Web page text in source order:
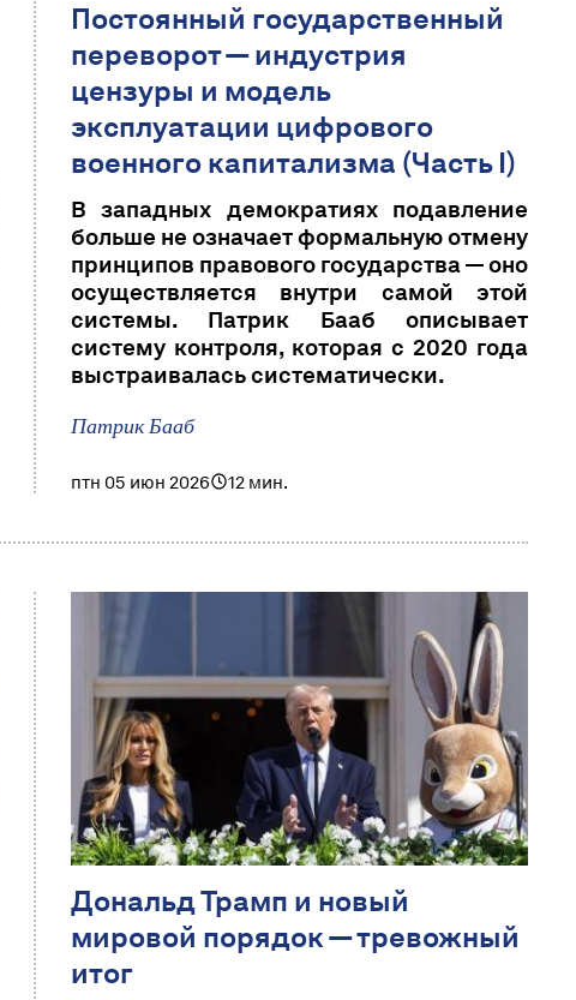
Постоянный государственный
переворот — индустрия
цензуры и модель
эксплуатации цифрового
военного капитализма (Часть I)
В западных демократиях подавление
больше не означает формальную отмену
принципов правового государства — оно
осуществляется внутри самой этой
системы. Патрик Бааб описывает
систему контроля, которая с 2020 года
выстраивалась систематически.
Патрик Бааб
птн 05 июн 2026 12 мин.
Дональд Трамп и новый
мировой порядок — тревожный
итог